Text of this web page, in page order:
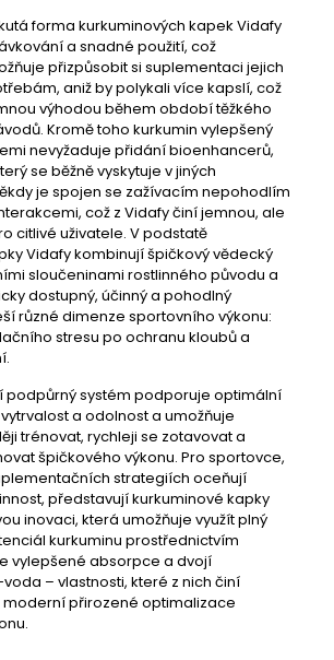
forma kurkuminových kapek Vidafy
a snadné použití, což
přizpůsobit si suplementaci jejich
aniž by polykali více kapslí, což
výhodou během období těžkého
Kromě toho kurkumin vylepšený
nevyžaduje přidání bioenhancerů,
se běžně vyskytuje v jiných
je spojen se zažívacím nepohodlím
což z Vidafy činí jemnou, ale
citlivé uživatele. V podstatě
Vidafy kombinují špičkový vědecký
sloučeninami rostlinného původu a
dostupný, účinný a pohodlný
různé dimenze sportovního výkonu:
stresu po ochranu kloubů a
podpůrný systém podporuje optimální
a odolnost a umožňuje
trénovat, rychleji se zotavovat a
špičkového výkonu. Pro sportovce,
strategiích oceňují
představují kurkuminové kapky
inovaci, která umožňuje využít plný
kurkuminu prostřednictvím
vylepšené absorpce a dvojí
– vlastnosti, které z nich činí
přirozené optimalizace